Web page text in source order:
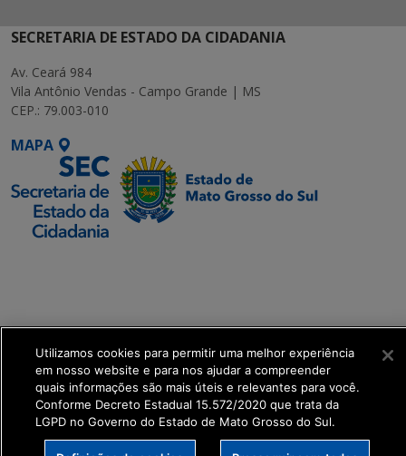
SECRETARIA DE ESTADO DA CIDADANIA
Av. Ceará 984
Vila Antônio Vendas - Campo Grande | MS
CEP.: 79.003-010
MAPA
get_footer();
Utilizamos cookies para permitir uma melhor experiência
em nosso website e para nos ajudar a compreender
quais informações são mais úteis e relevantes para você.
Conforme Decreto Estadual 15.572/2020 que trata da
LGPD no Governo do Estado de Mato Grosso do Sul.